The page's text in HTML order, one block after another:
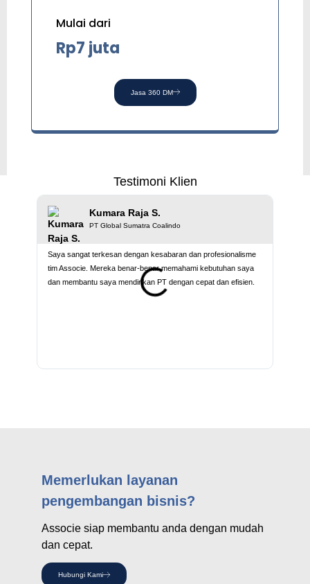
Mulai dari
Rp7 juta
Jasa 360 DM
Testimoni Klien
Kumara Raja S.
PT Global Sumatra Coalindo
Saya sangat terkesan dengan kesabaran dan profesionalisme
tim Associe. Mereka benar-benar memahami kebutuhan saya
dan membantu saya mendirikan PT dengan cepat dan efisien.
Memerlukan layanan
pengembangan bisnis?
Associe siap membantu anda dengan mudah
dan cepat.
Hubungi Kami